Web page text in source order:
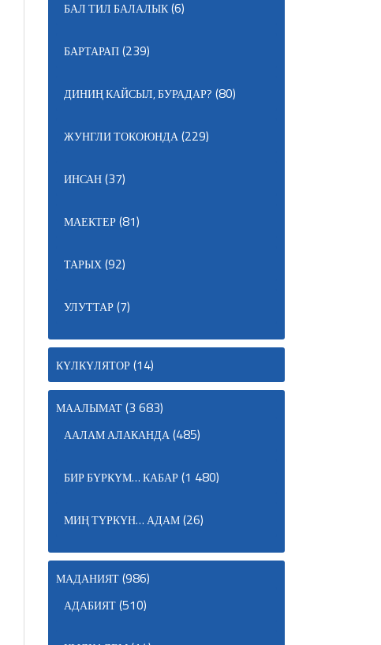
БАЛ ТИЛ БАЛАЛЫК(6)
БАРТАРАП(239)
ДИНИҢ КАЙСЫЛ, БУРАДАР? (80)
ЖУНГЛИ ТОКОЮНДА(229)
ИНСАН(37)
МАЕКТЕР(81)
ТАРЫХ(92)
УЛУТТАР(7)
КҮЛКҮЛЯТОР(14)
МААЛЫМАТ(3 683)
ААЛАМ АЛАКАНДА(485)
БИР БҮРКҮМ… КАБАР(1 480)
МИҢ ТҮРКҮН… АДАМ(26)
МАДАНИЯТ(986)
АДАБИЯТ(510)